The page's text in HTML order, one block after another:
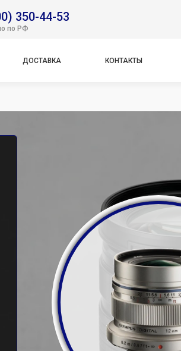
350-44-53
по РФ
ДОСТАВКА КОНТАКТЫ